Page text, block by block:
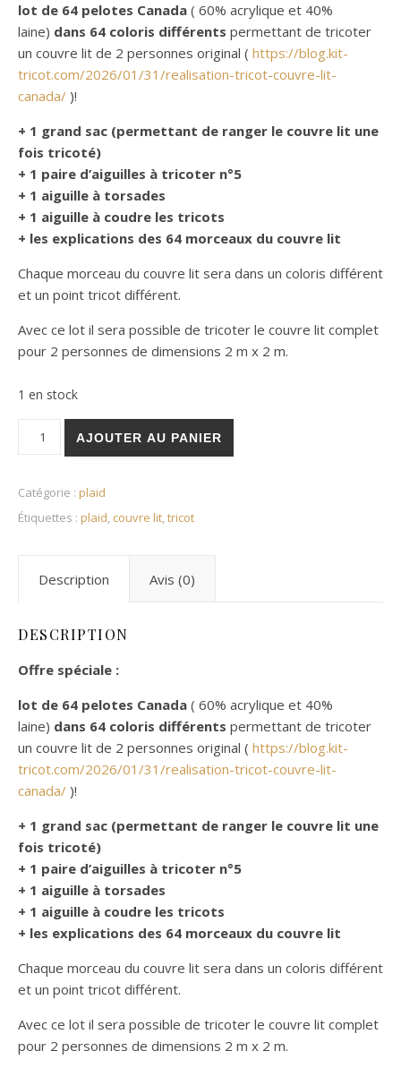
lot de 64 pelotes Canada ( 60% acrylique et 40%
laine) dans 64 coloris différents permettant de tricoter
un couvre lit de 2 personnes original ( https://blog.kit-
tricot.com/2026/01/31/realisation-tricot-couvre-lit-
canada/ )!
+ 1 grand sac (permettant de ranger le couvre lit une
fois tricoté)
+ 1 paire d’aiguilles à tricoter n°5
+ 1 aiguille à torsades
+ 1 aiguille à coudre les tricots
+ les explications des 64 morceaux du couvre lit
Chaque morceau du couvre lit sera dans un coloris différent
et un point tricot différent.
Avec ce lot il sera possible de tricoter le couvre lit complet
pour 2 personnes de dimensions 2 m x 2 m.
1 en stock
quantité de Kit tricot 64 pelotes Canada coloris différents +
AJOUTER AU PANIER
Catégorie : plaid
Étiquettes : plaid, couvre lit,tricot
Description Avis (0)
DESCRIPTION
Offre spéciale :
lot de 64 pelotes Canada ( 60% acrylique et 40%
laine) dans 64 coloris différents permettant de tricoter
un couvre lit de 2 personnes original ( https://blog.kit-
tricot.com/2026/01/31/realisation-tricot-couvre-lit-
canada/ )!
+ 1 grand sac (permettant de ranger le couvre lit une
fois tricoté)
+ 1 paire d’aiguilles à tricoter n°5
+ 1 aiguille à torsades
+ 1 aiguille à coudre les tricots
+ les explications des 64 morceaux du couvre lit
Chaque morceau du couvre lit sera dans un coloris différent
et un point tricot différent.
Avec ce lot il sera possible de tricoter le couvre lit complet
pour 2 personnes de dimensions 2 m x 2 m.